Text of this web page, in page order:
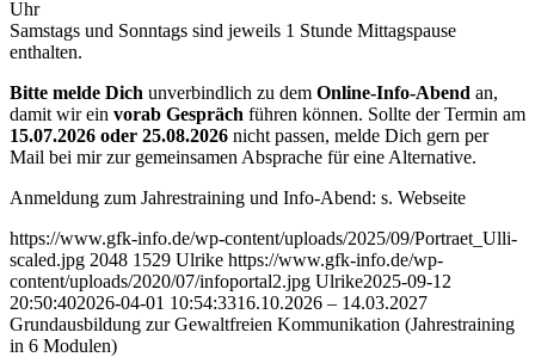
Uhr
Samstags und Sonntags sind jeweils 1 Stunde Mittagspause
enthalten.
Bitte melde Dich unverbindlich zu dem Online-Info-Abend an,
damit wir ein vorab Gespräch führen können. Sollte der Termin am
15.07.2026 oder 25.08.2026 nicht passen, melde Dich gern per
Mail bei mir zur gemeinsamen Absprache für eine Alternative.
Anmeldung zum Jahrestraining und Info-Abend: s. Webseite
https://www.gfk-info.de/wp-content/uploads/2025/09/Portraet_Ulli-
scaled.jpg 2048 1529 Ulrike https://www.gfk-info.de/wp-
content/uploads/2020/07/infoportal2.jpg Ulrike2025-09-12
20:50:402026-04-01 10:54:3316.10.2026 – 14.03.2027
Grundausbildung zur Gewaltfreien Kommunikation (Jahrestraining
in 6 Modulen)